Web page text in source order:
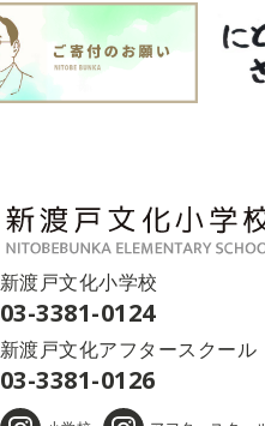
新渡戸文化小学校
03-3381-0124
新渡戸文化アフタースクール
03-3381-0126